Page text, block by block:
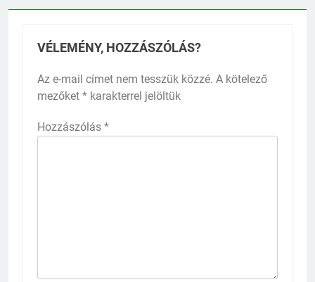
VÉLEMÉNY, HOZZÁSZÓLÁS?
Az e-mail címet nem tesszük közzé. A kötelező
mezőket * karakterrel jelöltük
Hozzászólás *